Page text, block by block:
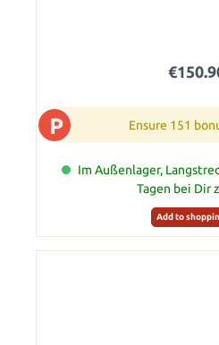
P Ensure 151
Im Außenlager,
Tagen bei Dir
Add to